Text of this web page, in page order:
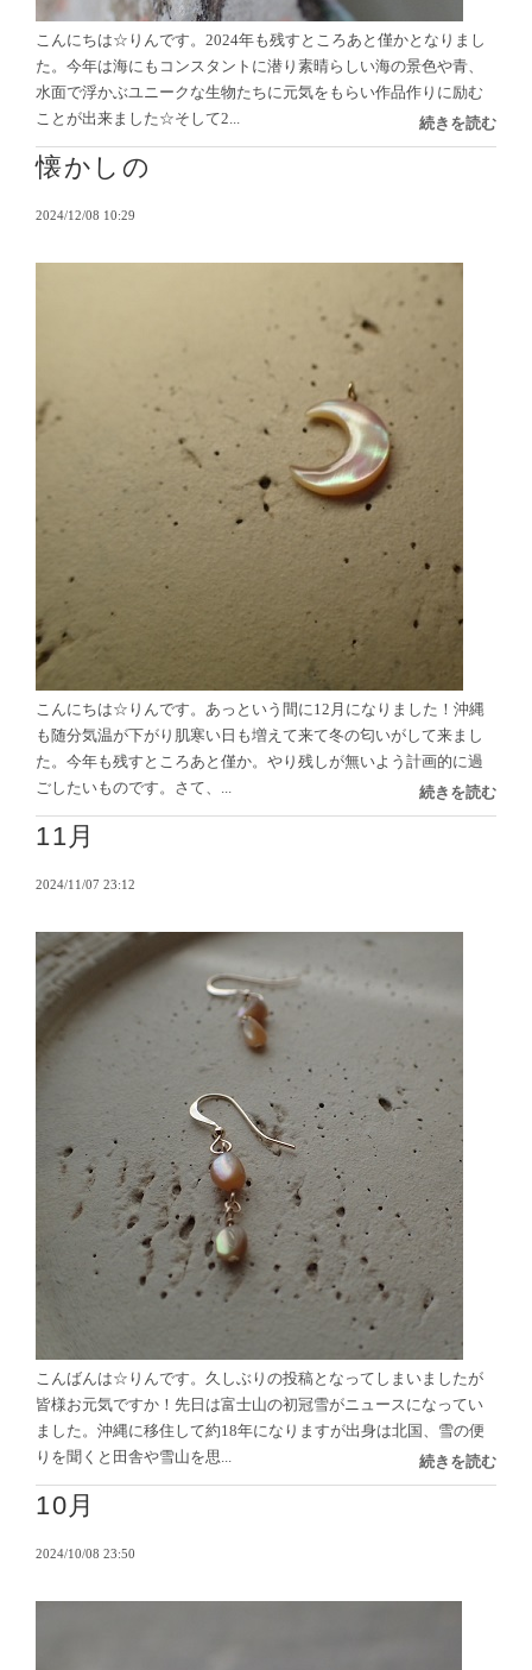
こんにちは☆りんです。2024年も残すところあと僅かとなりまし
た。今年は海にもコンスタントに潜り素晴らしい海の景色や青、
水面で浮かぶユニークな生物たちに元気をもらい作品作りに励む
ことが出来ました☆そして2...
続きを読む
懐かしの
2024/12/08 10:29
こんにちは☆りんです。あっという間に12月になりました！沖縄
も随分気温が下がり肌寒い日も増えて来て冬の匂いがして来まし
た。今年も残すところあと僅か。やり残しが無いよう計画的に過
ごしたいものです。さて、...
続きを読む
11月
2024/11/07 23:12
こんばんは☆りんです。久しぶりの投稿となってしまいましたが
皆様お元気ですか！先日は富士山の初冠雪がニュースになってい
ました。沖縄に移住して約18年になりますが出身は北国、雪の便
りを聞くと田舎や雪山を思...
続きを読む
10月
2024/10/08 23:50